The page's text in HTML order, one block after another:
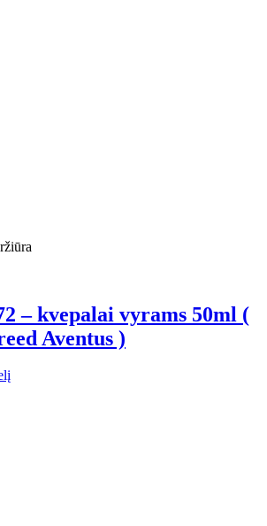
– kvepalai vyrams 50ml (
Aventus )